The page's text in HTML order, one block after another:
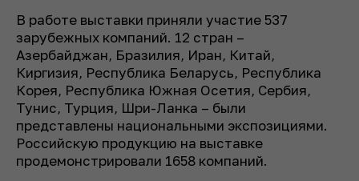
В работе выставки приняли участие 537
зарубежных компаний. 12 стран –
Азербайджан, Бразилия, Иран, Китай,
Киргизия, Республика Беларусь, Республика
Корея, Республика Южная Осетия, Сербия,
Тунис, Турция, Шри-Ланка – были
представлены национальными экспозициями.
Российскую продукцию на выставке
продемонстрировали 1658 компаний.